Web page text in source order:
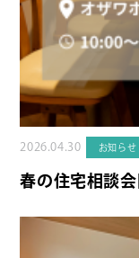
2026.04.30 お知らせ
春の住宅相談